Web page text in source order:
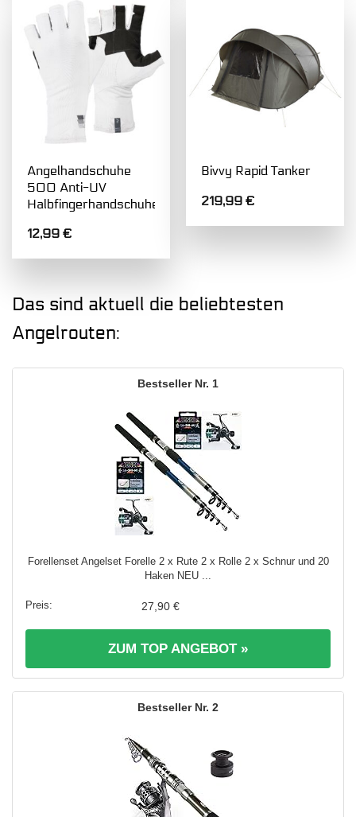
Angelhandschuhe
500 Anti-UV
Halbfingerhandschuhe
12,99€
Bivvy Rapid Tanker
219,99€
Das sind aktuell die beliebtesten
Angelrouten:
1
Forellenset Angelset Forelle 2 x Rute 2 x Rolle 2 x Schnur und 20
Haken NEU ...
27,90 €
ZUM TOP ANGEBOT »
2